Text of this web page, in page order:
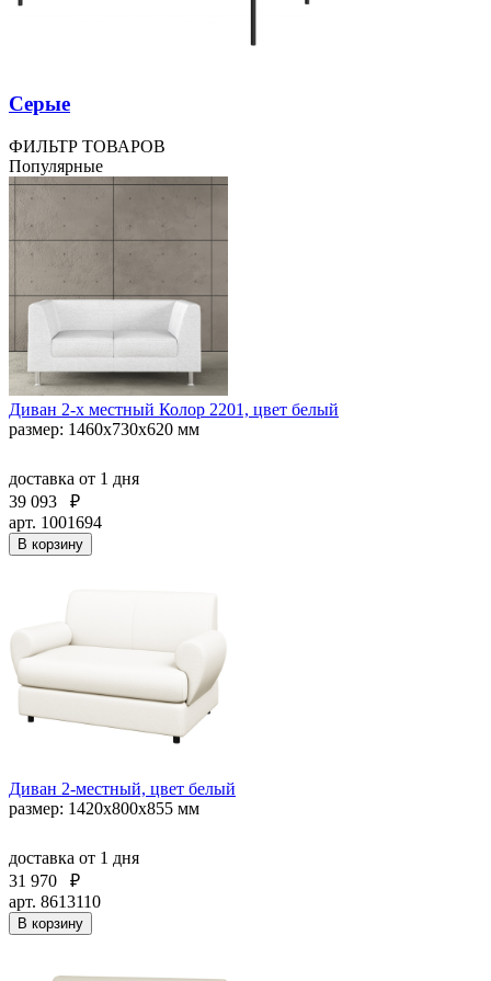
Серые
ФИЛЬТР ТОВАРОВ
Популярные
Диван 2-х местный Колор 2201, цвет белый
размер: 1460х730х620 мм
доставка от 1 дня
39 093
₽
арт. 1001694
В корзину
Диван 2-местный, цвет белый
размер: 1420х800х855 мм
доставка от 1 дня
31 970
₽
арт. 8613110
В корзину